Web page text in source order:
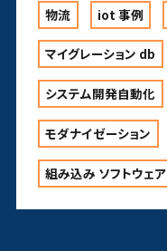
物流 iot 事例
マイグレーション db
システム開発自動化
モダナイゼーション
組み込み ソフトウェア